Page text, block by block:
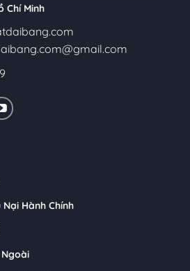
Chí Minh
Nại Hành Chính